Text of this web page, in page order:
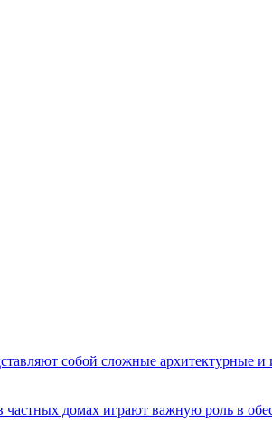
собой сложные архитектурные
домах играют важную роль в